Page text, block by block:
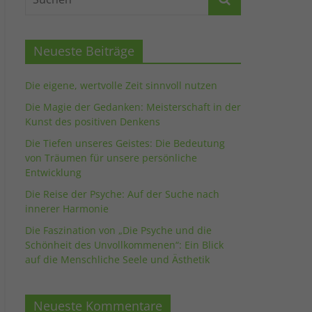
Neueste Beiträge
Die eigene, wertvolle Zeit sinnvoll nutzen
Die Magie der Gedanken: Meisterschaft in der
Kunst des positiven Denkens
Die Tiefen unseres Geistes: Die Bedeutung
von Träumen für unsere persönliche
Entwicklung
Die Reise der Psyche: Auf der Suche nach
innerer Harmonie
Die Faszination von „Die Psyche und die
Schönheit des Unvollkommenen“: Ein Blick
auf die Menschliche Seele und Ästhetik
Neueste Kommentare